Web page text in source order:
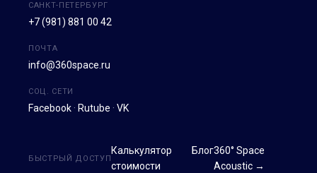
САНКТ-ПЕТЕРБУРГ
+7 (981) 881 00 42
ПОЧТА
info@360space.ru
СОЦ. СЕТИ
Facebook · Rutube · VK
БЫСТРЫЙ ДОСТУП
Калькулятор
стоимости
Блог360° Space
Acoustic →